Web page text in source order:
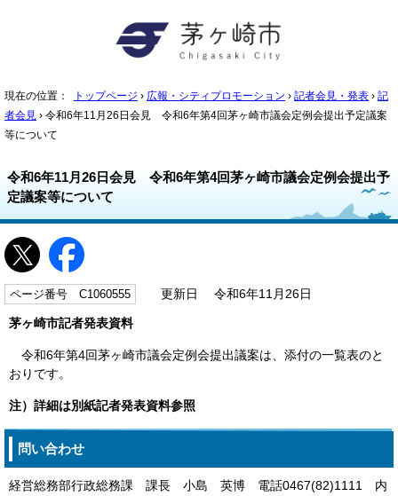
現在の位置： トップページ › 広報・シティプロモーション › 記者会見・発表 › 記
者会見 › 令和6年11月26日会見 令和6年第4回茅ヶ崎市議会定例会提出予定議案
等について
令和6年11月26日会見 令和6年第4回茅ヶ崎市議会定例会提出予
定議案等について
ページ番号 C1060555 更新日 令和6年11月26日
茅ヶ崎市記者発表資料
令和6年第4回茅ヶ崎市議会定例会提出議案は、添付の一覧表のと
おりです。
注）詳細は別紙記者発表資料参照
問い合わせ
経営総務部行政総務課 課長 小島 英博 電話0467(82)1111 内